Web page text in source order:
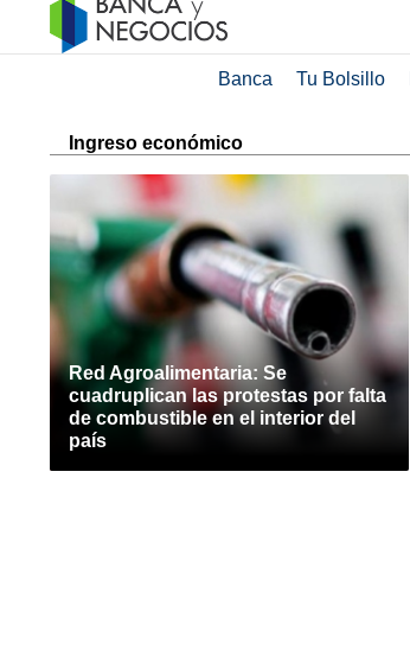
Banca Tu Bolsillo
Ingreso económico
Red Agroalimentaria: Se
cuadruplican las protestas por falta
de combustible en el interior del
país